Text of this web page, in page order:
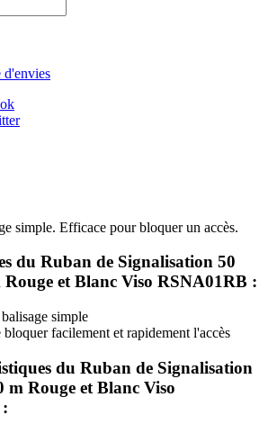
d'envies
simple. Efficace pour bloquer un accès.
du Ruban de Signalisation 50
et Blanc Viso RSNA01RB :
simple
bloquer facilement et rapidement l'accès
du Ruban de Signalisation
m Rouge et Blanc Viso